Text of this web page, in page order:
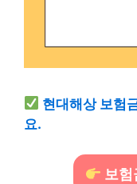
현대해상 보험
요.
보험